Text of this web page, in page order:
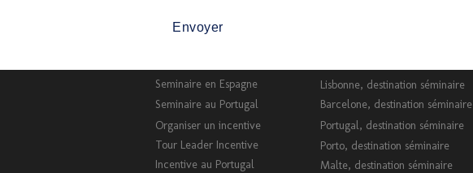
Seminaire en Espagne
Seminaire au Portugal
Incentive au Portugal
Barcelone, destination séminaire
Lisbonne, destination séminaire
Organiser un incentive
Tour Leader Incentive
Portugal, destination séminaire
Porto, destination séminaire
Malte, destination séminaire